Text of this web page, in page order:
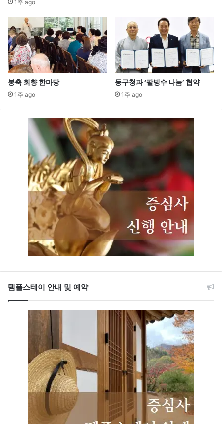
1주 ago
봉축 회향 한마당
1주 ago
동구청과 ‘팥빙수 나눔’ 협약
1주 ago
템플스테이 안내 및 예약